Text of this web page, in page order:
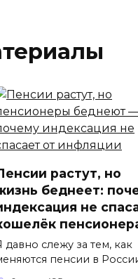
растут, но
беднеет:
не
давно слежу за тем, как
пенсии в